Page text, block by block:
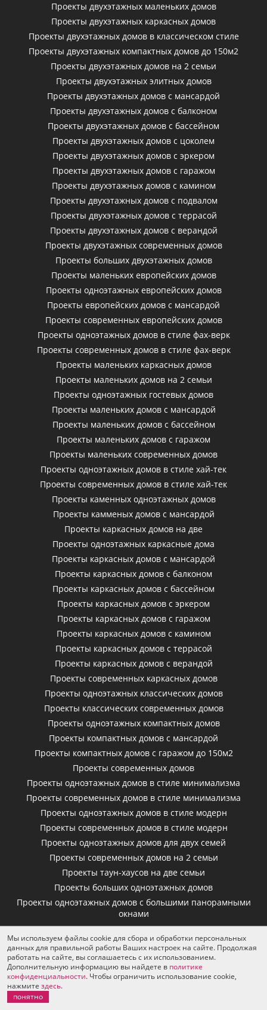
Проекты двухэтажных маленьких домов
Проекты двухэтажных каркасных домов
Проекты двухэтажных домов в классическом стиле
Проекты двухэтажных компактных домов до 150м2
Проекты двухэтажных домов на 2 семьи
Проекты двухэтажных элитных домов
Проекты двухэтажных домов с мансардой
Проекты двухэтажных домов с балконом
Проекты двухэтажных домов с бассейном
Проекты двухэтажных домов с цоколем
Проекты двухэтажных домов с эркером
Проекты двухэтажных домов с гаражом
Проекты двухэтажных домов с камином
Проекты двухэтажных домов с подвалом
Проекты двухэтажных домов с террасой
Проекты двухэтажных домов с верандой
Проекты двухэтажных современных домов
Проекты больших двухэтажных домов
Проекты маленьких европейских домов
Проекты одноэтажных европейских домов
Проекты европейских домов с мансардой
Проекты современных европейских домов
Проекты одноэтажных домов в стиле фах-верк
Проекты современных домов в стиле фах-верк
Проекты маленьких каркасных домов
Проекты маленьких домов на 2 семьи
Проекты одноэтажных гостевых домов
Проекты маленьких домов с мансардой
Проекты маленьких домов с бассейном
Проекты маленьких домов с гаражом
Проекты маленьких современных домов
Проекты одноэтажных домов в стиле хай-тек
Проекты современных домов в стиле хай-тек
Проекты каменных одноэтажных домов
Проекты камменых домов с мансардой
Проекты каркасных домов на две
Проекты одноэтажных каркасные дома
Проекты каркасных домов с мансардой
Проекты каркасных домов с балконом
Проекты каркасных домов с бассейном
Проекты каркасных домов с эркером
Проекты каркасных домов с гаражом
Проекты каркасных домов с камином
Проекты каркасных домов с террасой
Проекты каркасных домов с верандой
Проекты современных каркасных домов
Проекты одноэтажных классических домов
Проекты классических современных домов
Проекты одноэтажных компактных домов
Проекты компактных домов с мансардой
Проекты компактных домов с гаражом до 150м2
Проекты современных домов
Проекты одноэтажных домов в стиле минимализма
Проекты современных домов в стиле минимализма
Проекты одноэтажных домов в стиле модерн
Проекты современных домов в стиле модерн
Проекты одноэтажных домов для двух семей
Проекты современных домов на 2 семьи
Проекты таун-хаусов на две семьи
Проекты больших одноэтажных домов
Проекты одноэтажных домов с большими панорамными
окнами
Проекты одноэтажных польских домов
Проекты одноэтажных домов с мансардой
Проекты одноэтажных домов с балконом
Проекты одноэтажных домов с бассейном
Проекты одноэтажных домов с цоколем
Мы используем файлы cookie для сбора и обработки персональных
данных для правильной работы Ваших настроек на сайте. Продолжая
работать на сайте, вы соглашаетесь с их использованием.
Дополнительную информацию вы найдете в политике
конфиденциальности. Чтобы ограничить использование cookie,
нажмите здесь.
понятно